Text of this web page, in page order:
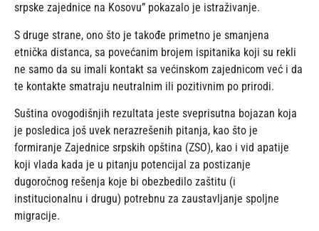
srpske zajednice na Kosovu” pokazalo je istraživanje.
S druge strane, ono što je takođe primetno je smanjena
etnička distanca, sa povećanim brojem ispitanika koji su rekli
ne samo da su imali kontakt sa većinskom zajednicom već i da
te kontakte smatraju neutralnim ili pozitivnim po prirodi.
Suština ovogodišnjih rezultata jeste sveprisutna bojazan koja
je posledica još uvek nerazrešenih pitanja, kao što je
formiranje Zajednice srpskih opština (ZSO), kao i vid apatije
koji vlada kada je u pitanju potencijal za postizanje
dugoročnog rešenja koje bi obezbedilo zaštitu (i
institucionalnu i drugu) potrebnu za zaustavljanje spoljne
migracije.